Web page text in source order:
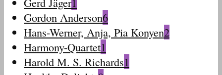
Gordon Anderson6
Hans-Werner, Anja, Pia Konyen2
Harmony-Quartet1
Harold M. S. Richards1